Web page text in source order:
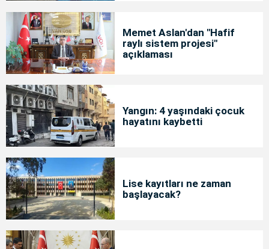
Memet Aslan'dan "Hafif
raylı sistem projesi"
açıklaması
Yangın: 4 yaşındaki çocuk
hayatını kaybetti
Lise kayıtları ne zaman
başlayacak?